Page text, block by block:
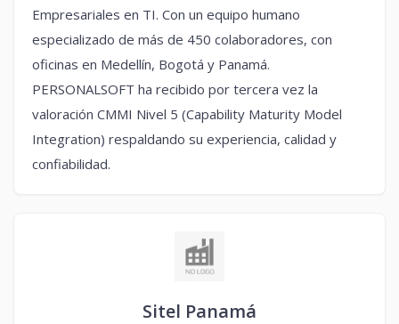
Empresariales en TI. Con un equipo humano
especializado de más de 450 colaboradores, con
oficinas en Medellín, Bogotá y Panamá.
PERSONALSOFT ha recibido por tercera vez la
valoración CMMI Nivel 5 (Capability Maturity Model
Integration) respaldando su experiencia, calidad y
confiabilidad.
Sitel Panamá